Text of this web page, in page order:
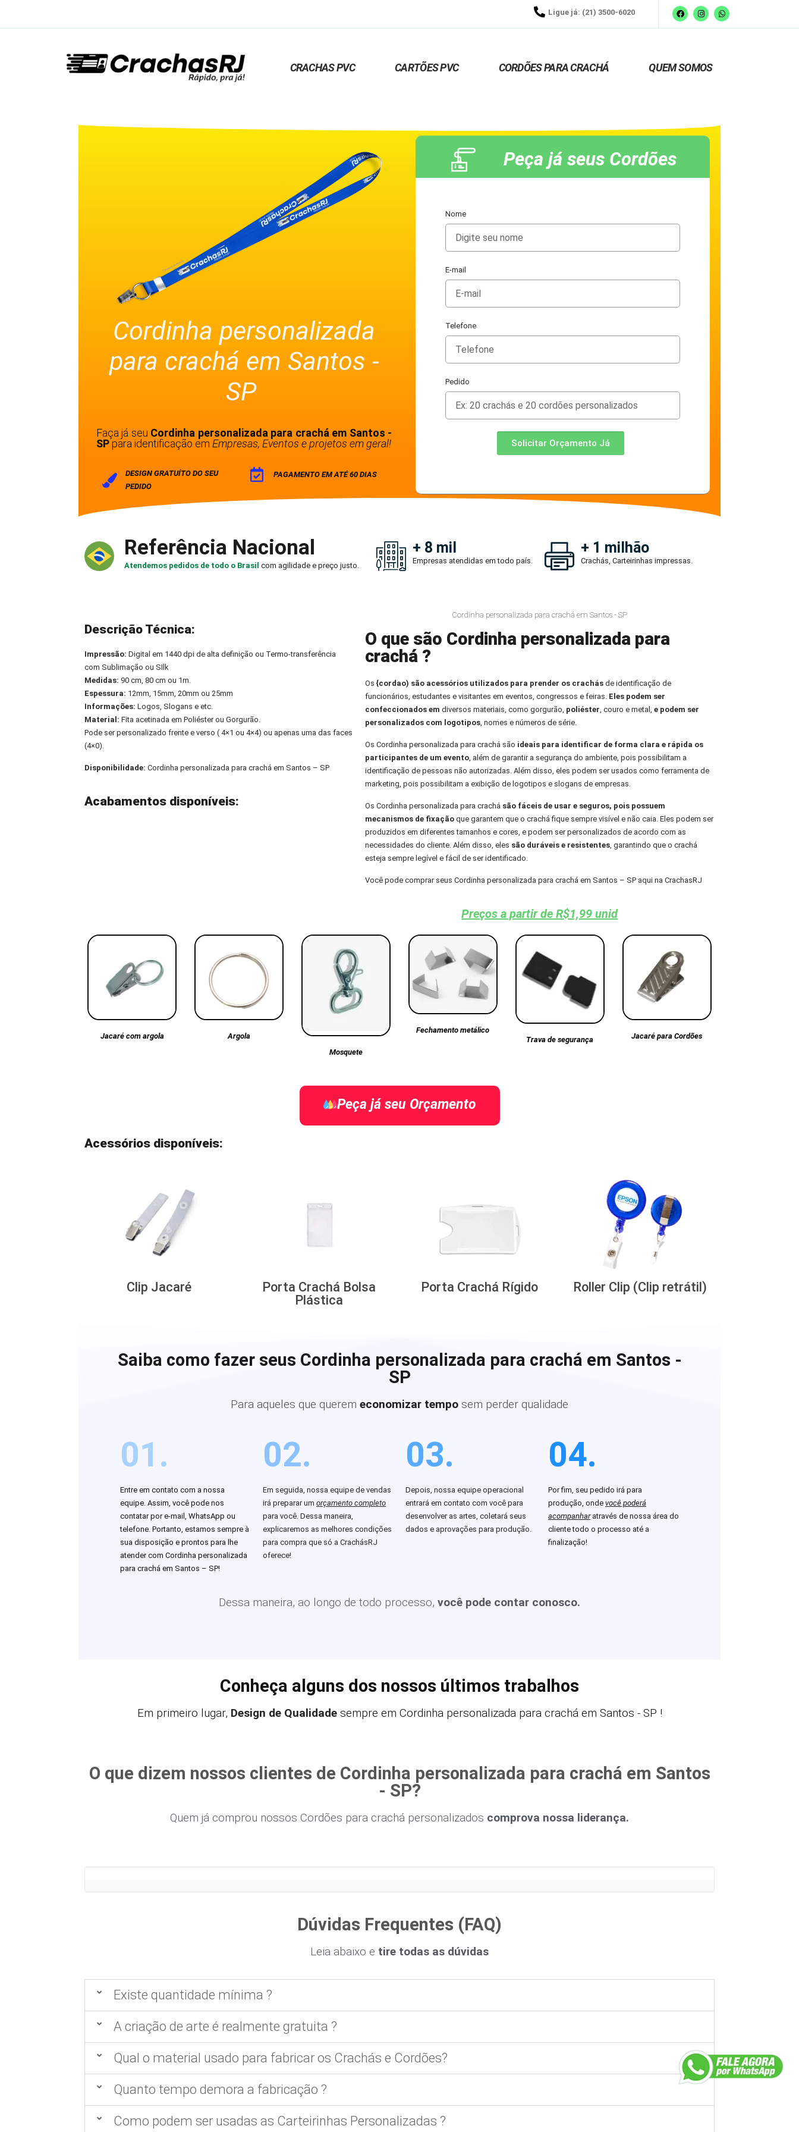
Ligue já: (21) 3500-6020
CRACHAS PVC CARTÕES PVC CORDÕES PARA CRACHÁ QUEM SOMOS
Cordinha personalizada
para crachá em Santos -
SP
Faça já seu Cordinha personalizada para crachá em Santos -
SPpara identificação emEmpresas, Eventos e projetos em geral!
DESIGN GRATUÍTO DO SEU
PEDIDO
PAGAMENTO EM ATÉ 60 DIAS
Peça já seus Cordões
Nome
E-mail
Telefone
Pedido
Solicitar Orçamento Já
Referência Nacional
Atendemos pedidos de todo o Brasilcom agilidade e preço justo.
+ 8 mil
Empresas atendidas em todo país.
+ 1 milhão
Crachás, Carteirinhas impressas.
Descrição Técnica:
Impressão: Digital em 1440 dpi de alta definição ou Termo-transferência
com Sublimação ou SIlk
Medidas: 90 cm, 80 cm ou 1m.
Espessura: 12mm, 15mm, 20mm ou 25mm
Informações:Logos, Slogans e etc.
Material: Fita acetinada em Poliéster ou Gorgurão.
Pode ser personalizado frente e verso ( 4×1 ou 4×4) ou apenas uma das faces
(4×0).
Disponibilidade:Cordinha personalizada para crachá em Santos – SP
Acabamentos disponíveis:
Cordinha personalizada para crachá em Santos - SP
O que são Cordinha personalizada para
crachá ?
Os {cordao) são acessórios utilizados para prender os crachásde identificação de
funcionários, estudantes e visitantes em eventos, congressos e feiras. Eles podem ser
confeccionados em diversos materiais, como gorgurão, poliéster, couro e metal, e podem ser
personalizados com logotipos, nomes e números de série.
Os Cordinha personalizada para crachá são ideais para identificar de forma clara e rápida os
participantes de um evento, além de garantir a segurança do ambiente, pois possibilitam a
identificação de pessoas não autorizadas. Além disso, eles podem ser usados como ferramenta de
marketing, pois possibilitam a exibição de logotipos e slogans de empresas.
Os Cordinha personalizada para crachá são fáceis de usar e seguros, pois possuem
mecanismos de fixaçãoque garantem que o crachá fique sempre visível e não caia. Eles podem ser
produzidos em diferentes tamanhos e cores, e podem ser personalizados de acordo com as
necessidades do cliente. Além disso, eles são duráveis e resistentes, garantindo que o crachá
esteja sempre legível e fácil de ser identificado.
Você pode comprar seus Cordinha personalizada para crachá em Santos – SP aqui na CrachasRJ
Preços a partir de R$1,99 unid
Jacaré com argola
Argola
Mosquete
Fechamento metálico
Trava de segurança
Jacaré para Cordões
Peça já seu Orçamento
Acessórios disponíveis:
Clip Jacaré
Porta Crachá Bolsa
Plástica
Porta Crachá Rígido Roller Clip (Clip retrátil)
Saiba como fazer seus Cordinha personalizada para crachá em Santos -
SP
Para aqueles que querem economizar tempo sem perder qualidade
01.
Entre em contato com a nossa
equipe. Assim, você pode nos
contatar por e-mail, WhatsApp ou
telefone. Portanto, estamos sempre à
sua disposição e prontos para lhe
atender com Cordinha personalizada
para crachá em Santos – SP!
02.
Em seguida, nossa equipe de vendas
irá preparar um orçamento completo
para você. Dessa maneira,
explicaremos as melhores condições
para compra que só a CrachásRJ
oferece!
03.
Depois, nossa equipe operacional
entrará em contato com você para
desenvolver as artes, coletará seus
dados e aprovações para produção.
04.
Por fim, seu pedido irá para
produção, onde você poderá
acompanharatravés de nossa área do
cliente todo o processo até a
finalização!
Dessa maneira, ao longo de todo processo, você pode contar conosco.
Conheça alguns dos nossos últimos trabalhos
Em primeiro lugar, Design de Qualidade sempre em Cordinha personalizada para crachá em Santos - SP !
O que dizem nossos clientes de Cordinha personalizada para crachá em Santos
- SP?
Quem já comprou nossos Cordões para crachá personalizados comprova nossa liderança.
Dúvidas Frequentes (FAQ)
Leia abaixo e tire todas as dúvidas
Existe quantidade mínima ?
A criação de arte é realmente gratuita ?
Qual o material usado para fabricar os Crachás e Cordões?
Quanto tempo demora a fabricação ?
Como podem ser usadas as Carteirinhas Personalizadas ?